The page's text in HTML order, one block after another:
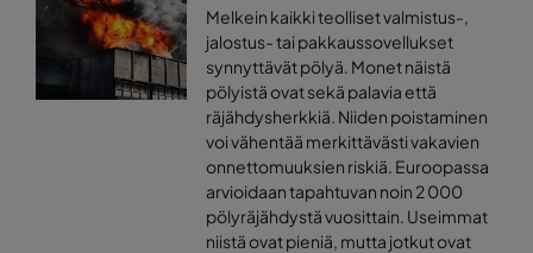
Melkein kaikki teolliset valmistus-,
jalostus- tai pakkaussovellukset
synnyttävät pölyä. Monet näistä
pölyistä ovat sekä palavia että
räjähdysherkkiä. Niiden poistaminen
voi vähentää merkittävästi vakavien
onnettomuuksien riskiä. Euroopassa
arvioidaan tapahtuvan noin 2 000
pölyräjähdystä vuosittain. Useimmat
niistä ovat pieniä, mutta jotkut ovat